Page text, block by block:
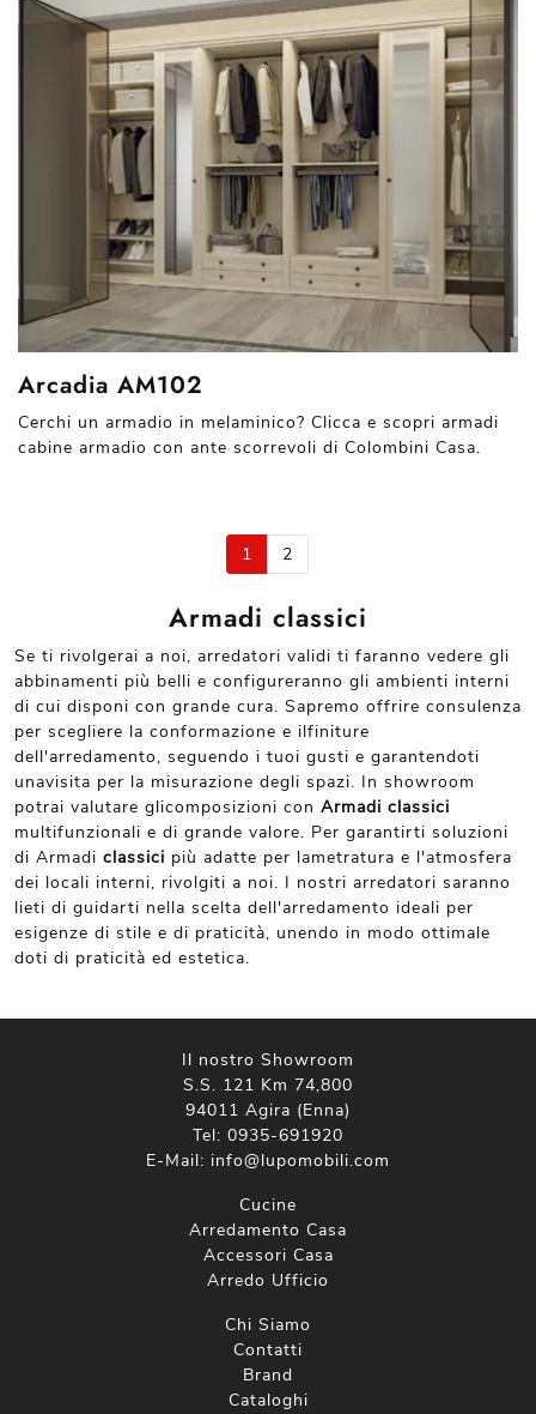
Arcadia AM102
Cerchi un armadio in melaminico? Clicca e scopri armadi
cabine armadio con ante scorrevoli di Colombini Casa.
1 2
Armadi classici
Se ti rivolgerai a noi, arredatori validi ti faranno vedere gli
abbinamenti più belli e configureranno gli ambienti interni
di cui disponi con grande cura. Sapremo offrire consulenza
per scegliere la conformazione e ilfiniture
dell'arredamento, seguendo i tuoi gusti e garantendoti
unavisita per la misurazione degli spazi. In showroom
potrai valutare glicomposizioni con Armadi classici
multifunzionali e di grande valore. Per garantirti soluzioni
di Armadi classici più adatte per lametratura e l'atmosfera
dei locali interni, rivolgiti a noi. I nostri arredatori saranno
lieti di guidarti nella scelta dell'arredamento ideali per
esigenze di stile e di praticità, unendo in modo ottimale
doti di praticità ed estetica.
Il nostro Showroom
S.S. 121 Km 74,800
94011 Agira (Enna)
Tel: 0935-691920
E-Mail: info@lupomobili.com
Cucine
Arredamento Casa
Accessori Casa
Arredo Ufficio
Chi Siamo
Contatti
Brand
Cataloghi